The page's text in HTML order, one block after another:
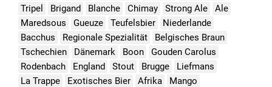
Tripel
Brigand Blanche Chimay Strong Ale
Ale
Maredsous
Gueuze Teufelsbier
Niederlande
Bacchus
Regionale Spezialität
Belgisches Braun
Tschechien
Dänemark Boon
Gouden Carolus
Rodenbach
England Stout Brugge
Liefmans
La Trappe
Exotisches Bier Afrika
Mango